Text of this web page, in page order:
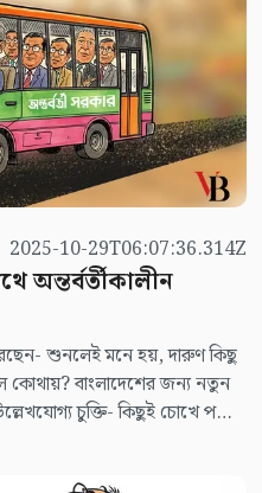
2025-10-29T06:07:36.314Z
শুনলেই মনে হয়, দারুণ কিছু
বাংলাদেশের জন্য নতুন
চুক্তি- কিছুই চোখে পড়ে